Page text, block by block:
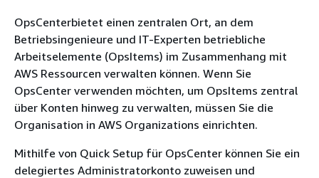
OpsCenterbietet einen zentralen Ort, an dem
Betriebsingenieure und IT-Experten betriebliche
Arbeitselemente (OpsItems) im Zusammenhang mit
AWS Ressourcen verwalten können. Wenn Sie
OpsCenter verwenden möchten, um OpsItems zentral
über Konten hinweg zu verwalten, müssen Sie die
Organisation in AWS Organizations einrichten.
Mithilfe von Quick Setup für OpsCenter können Sie ein
delegiertes Administratorkonto zuweisen und